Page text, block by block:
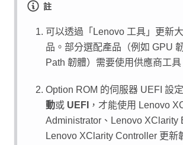
註
可以透過「Lenovo 工具」更新
品。部分選配產品（例如 GPU
Path 韌體）需要使用供應商工具
Option ROM 的伺服器 UEFI 設
動或 UEFI ，才能使用 Lenovo
Administrator 、 Lenovo XClarity
Lenovo XClarity Controller 更新